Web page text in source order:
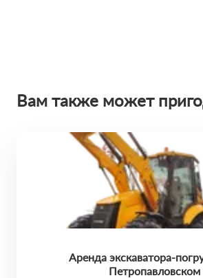
Вам также может
Аренда экскаватора-
Петропавловском